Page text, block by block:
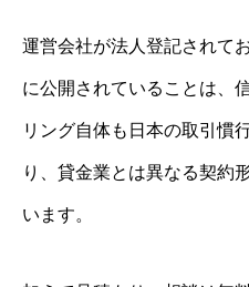
運営会社が法人登記されて
に公開されていることは、
リング自体も日本の取引慣
り、貸金業とは異なる契約
います。